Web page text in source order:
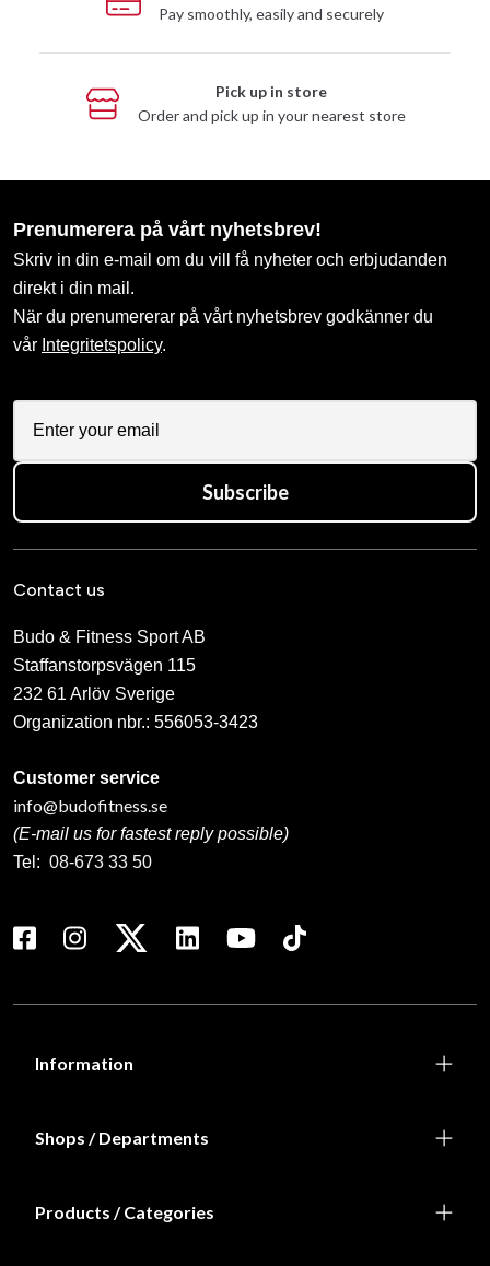
Pay smoothly, easily and securely
Pick up in store
Order and pick up in your nearest store
Prenumerera på vårt nyhetsbrev!
Skriv in din e-mail om du vill få nyheter och erbjudanden
direkt i din mail.
När du prenumererar på vårt nyhetsbrev godkänner du
vår Integritetspolicy.
Subscribe
Contact us
Budo & Fitness Sport AB
Staffanstorpsvägen 115
232 61 Arlöv Sverige
Organization nbr.: 556053-3423
Customer service
info@budofitness.se
(E-mail us for fastest reply possible)
Tel: 08-673 33 50
Information
Shops / Departments
Products / Categories